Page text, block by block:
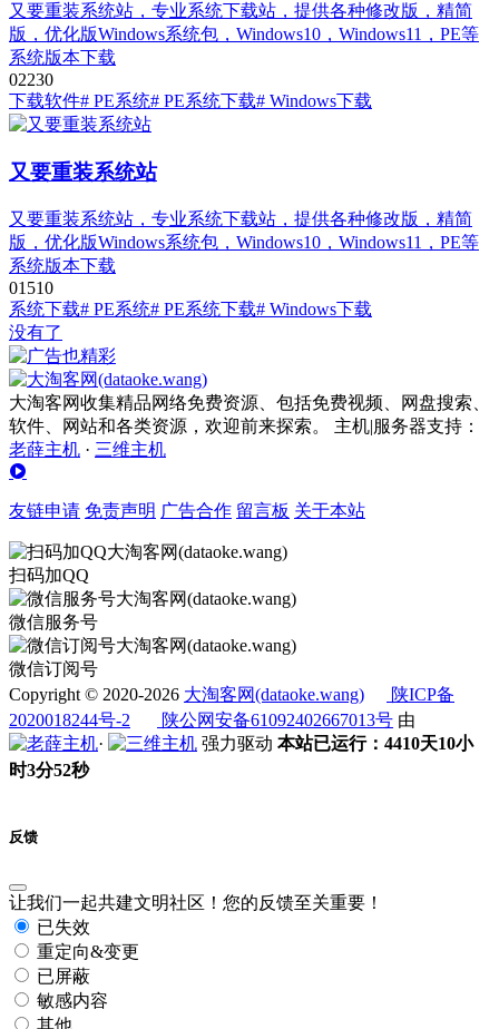
又要重装系统站，专业系统下载站，提供各种修改版，精简
版，优化版Windows系统包，Windows10，Windows11，PE等
系统版本下载
02230
下载软件# PE系统# PE系统下载# Windows下载
又要重装系统站
又要重装系统站，专业系统下载站，提供各种修改版，精简
版，优化版Windows系统包，Windows10，Windows11，PE等
系统版本下载
01510
系统下载# PE系统# PE系统下载# Windows下载
没有了
大淘客网收集精品网络免费资源、包括免费视频、网盘搜索、
软件、网站和各类资源，欢迎前来探索。 主机|服务器支持：
老薛主机 · 三维主机
友链申请 免责声明 广告合作 留言板 关于本站
扫码加QQ
微信服务号
微信订阅号
Copyright © 2020-2026 大淘客网(dataoke.wang)
陕ICP备
2020018244号-2
陕公网安备61092402667013号 由
·
强力驱动 本站已运行：4410天10小
时3分52秒
反馈
让我们一起共建文明社区！您的反馈至关重要！
已失效
重定向&变更
已屏蔽
敏感内容
其他